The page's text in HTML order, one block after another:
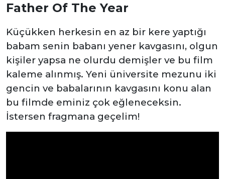
Father Of The Year
Küçükken herkesin en az bir kere yaptığı
babam senin babanı yener kavgasını, olgun
kişiler yapsa ne olurdu demişler ve bu film
kaleme alınmış. Yeni üniversite mezunu iki
gencin ve babalarının kavgasını konu alan
bu filmde eminiz çok eğleneceksin.
İstersen fragmana geçelim!